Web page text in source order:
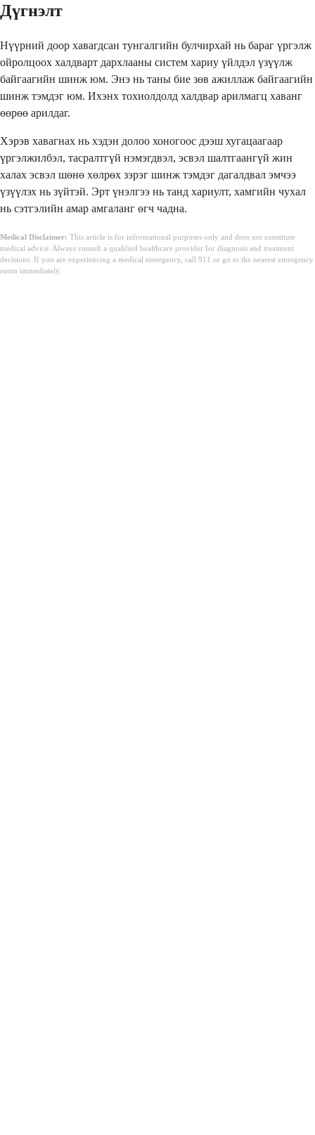
Дүгнэлт
Нүүрний доор хавагдсан тунгалгийн булчирхай нь бараг үргэлж
ойролцоох халдварт дархлааны систем хариу үйлдэл үзүүлж
байгаагийн шинж юм. Энэ нь таны бие зөв ажиллаж байгаагийн
шинж тэмдэг юм. Ихэнх тохиолдолд халдвар арилмагц хаванг
өөрөө арилдаг.
Хэрэв хавагнах нь хэдэн долоо хоногоос дээш хугацаагаар
үргэлжилбэл, тасралтгүй нэмэгдвэл, эсвэл шалтгаангүй жин
халах эсвэл шөнө хөлрөх зэрэг шинж тэмдэг дагалдвал эмчээ
үзүүлэх нь зүйтэй. Эрт үнэлгээ нь танд хариулт, хамгийн чухал
нь сэтгэлийн амар амгаланг өгч чадна.
Medical Disclaimer: This article is for informational purposes only and does not constitute
medical advice. Always consult a qualified healthcare provider for diagnosis and treatment
decisions. If you are experiencing a medical emergency, call 911 or go to the nearest emergency
room immediately.